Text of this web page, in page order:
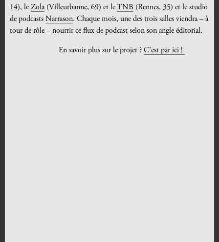
14), le Zola(Villeurbanne, 69) et leTNB (Rennes, 35) et le studio
de podcasts Narrason. Chaque mois, une des trois salles viendra – à
tour de rôle – nourrir ce flux de podcast selon son angle éditorial.
En savoir plus sur le projet ? C’est par ici !